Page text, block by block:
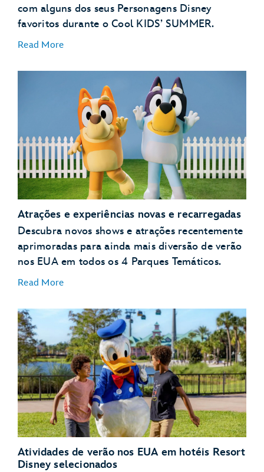
com alguns dos seus Personagens Disney
favoritos durante o Cool KIDS’ SUMMER.
Read More
GoofyCore na CommuniCore Hall – EPCOT
Jessie’s Roundup: A Rip-Roarin’ Revue! Apresentado
por Babybel® no The Diamond Horseshoe – Magic
Kingdom Park
Atrações e experiências novas e recarregadas
Descubra novos shows e atrações recentemente
aprimoradas para ainda mais diversão de verão
nos EUA em todos os 4 Parques Temáticos.
Read More
NOVIDADE – Bluey’s Wild World na Conservation
Station – Disney’s Animal Kingdom Theme Park
NOVIDADE – Disney Jr. Mickey Mouse Clubhouse
Live! – Disney’s Hollywood Studios
Atividades de verão nos EUA em hotéis Resort
Disney selecionados